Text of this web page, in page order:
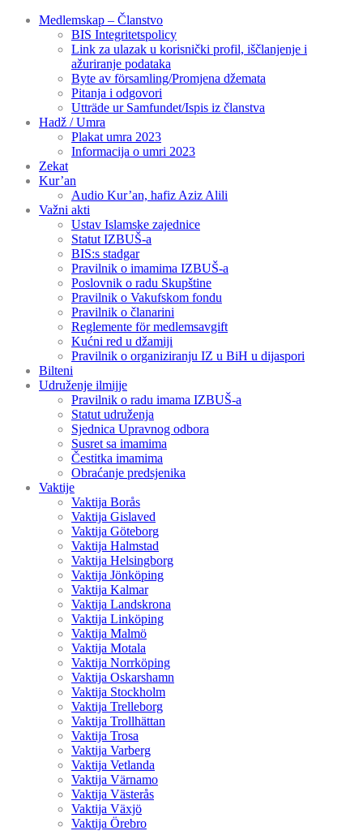
Medlemskap – Članstvo
BIS Integritetspolicy
Link za ulazak u korisnički profil, iščlanjenje i
ažuriranje podataka
Byte av församling/Promjena džemata
Pitanja i odgovori
Utträde ur Samfundet/Ispis iz članstva
Hadž / Umra
Plakat umra 2023
Informacija o umri 2023
Zekat
Kur’an
Audio Kur’an, hafiz Aziz Alili
Važni akti
Ustav Islamske zajednice
Statut IZBUŠ-a
BIS:s stadgar
Pravilnik o imamima IZBUŠ-a
Poslovnik o radu Skupštine
Pravilnik o Vakufskom fondu
Pravilnik o članarini
Reglemente för medlemsavgift
Kućni red u džamiji
Pravilnik o organiziranju IZ u BiH u dijaspori
Bilteni
Udruženje ilmijje
Pravilnik o radu imama IZBUŠ-a
Statut udruženja
Sjednica Upravnog odbora
Susret sa imamima
Čestitka imamima
Obraćanje predsjenika
Vaktije
Vaktija Borås
Vaktija Gislaved
Vaktija Göteborg
Vaktija Halmstad
Vaktija Helsingborg
Vaktija Jönköping
Vaktija Kalmar
Vaktija Landskrona
Vaktija Linköping
Vaktija Malmö
Vaktija Motala
Vaktija Norrköping
Vaktija Oskarshamn
Vaktija Stockholm
Vaktija Trelleborg
Vaktija Trollhättan
Vaktija Trosa
Vaktija Varberg
Vaktija Vetlanda
Vaktija Värnamo
Vaktija Västerås
Vaktija Växjö
Vaktija Örebro